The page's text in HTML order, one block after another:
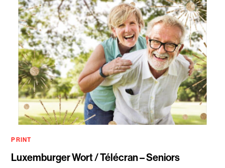
PRINT
Luxemburger Wort / Télécran – Seniors